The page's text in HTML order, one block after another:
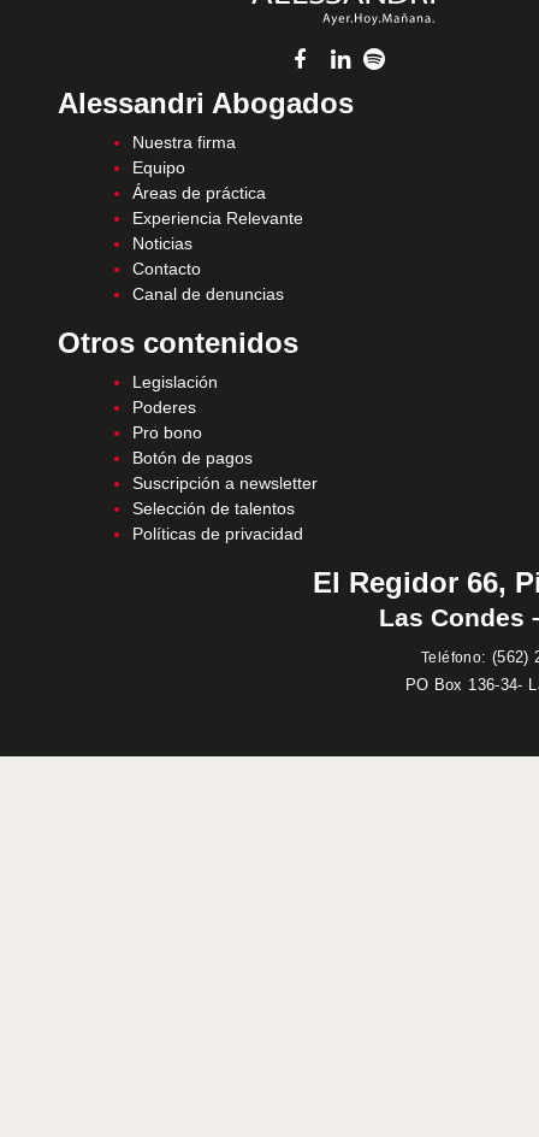
Alessandri Abogados
Nuestra firma
Equipo
Áreas de práctica
Experiencia Relevante
Noticias
Contacto
Canal de denuncias
Otros contenidos
Legislación
Poderes
Pro bono
Botón de pagos
Suscripción a newsletter
Selección de talentos
Políticas de privacidad
El Regidor 66,
Las Condes
Teléfono: (562)
PO Box 136-34-